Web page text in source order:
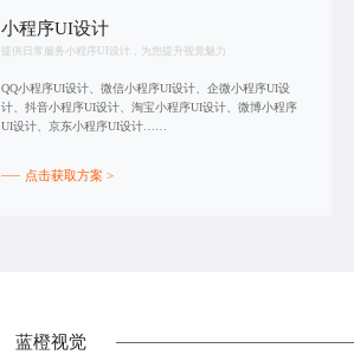
小程序UI设计
提供日常服务小程序UI设计，为您提升视觉魅力
QQ小程序UI设计、微信小程序UI设计、企微小程序UI设
计、抖音小程序UI设计、淘宝小程序UI设计、微博小程序
UI设计、京东小程序UI设计……
点击获取方案 >
蓝橙视觉